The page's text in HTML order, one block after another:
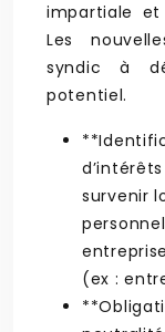
impartiale
Les
syndic à
potentiel.
survenir
(ex :